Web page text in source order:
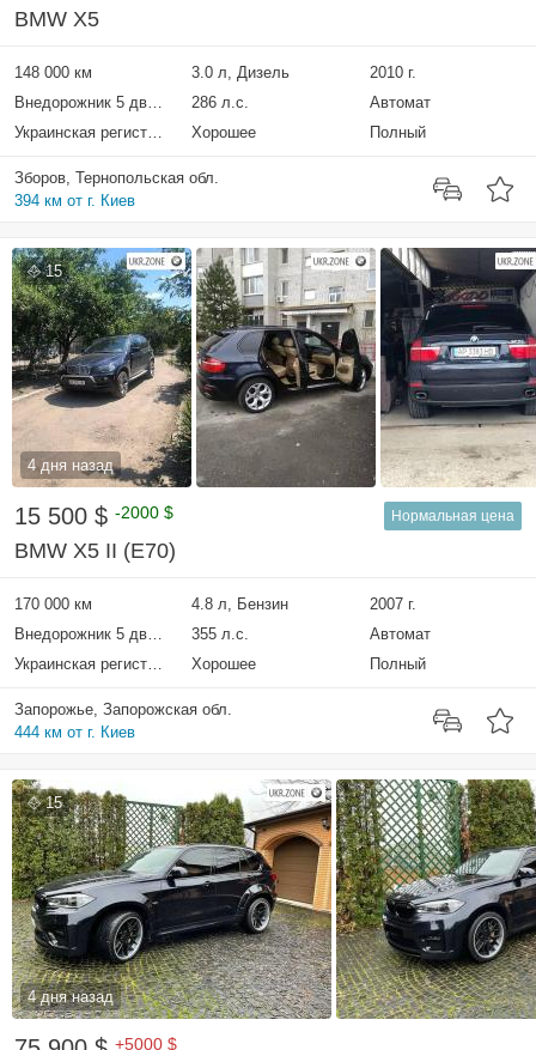
BMW X5
148 000 км 3.0 л, Дизель
2010 г.
Внедорожник 5 дверей
286 л.с.
Автомат
Украинская регистрация
Хорошее Полный
Зборов, Тернопольская обл.
394 км от г. Киев
15
4 дня назад
15 500 $ -2000 $ Нормальная цена
BMW X5 II (E70)
170 000 км 4.8 л, Бензин
2007 г.
Внедорожник 5 дверей
355 л.с.
Автомат
Украинская регистрация
Хорошее Полный
Запорожье, Запорожская обл.
444 км от г. Киев
15
4 дня назад
+5000 $